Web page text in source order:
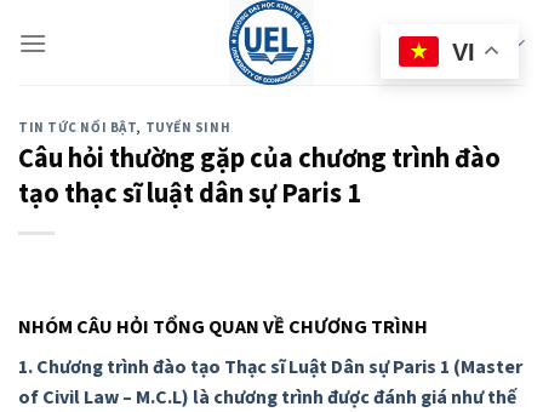
eBrochure
TIN TỨC NỔI BẬT, TUYỂN SINH
Câu hỏi thường gặp của chương trình đào
tạo thạc sĩ luật dân sự Paris 1
NHÓM CÂU HỎI TỔNG QUAN VỀ CHƯƠNG TRÌNH
1. Chương trình đào tạo Thạc sĩ Luật Dân sự Paris 1 (Master
of Civil Law – M.C.L) là chương trình được đánh giá như thế
VI